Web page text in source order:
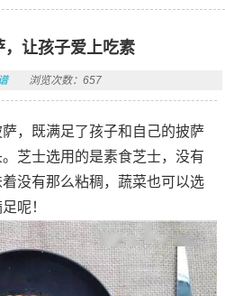
让孩子爱上吃素
浏览次数：657
，既满足了孩子和自己的披萨
芝士选用的是素食芝士，没有
没有那么粘稠，蔬菜也可以选
呢！